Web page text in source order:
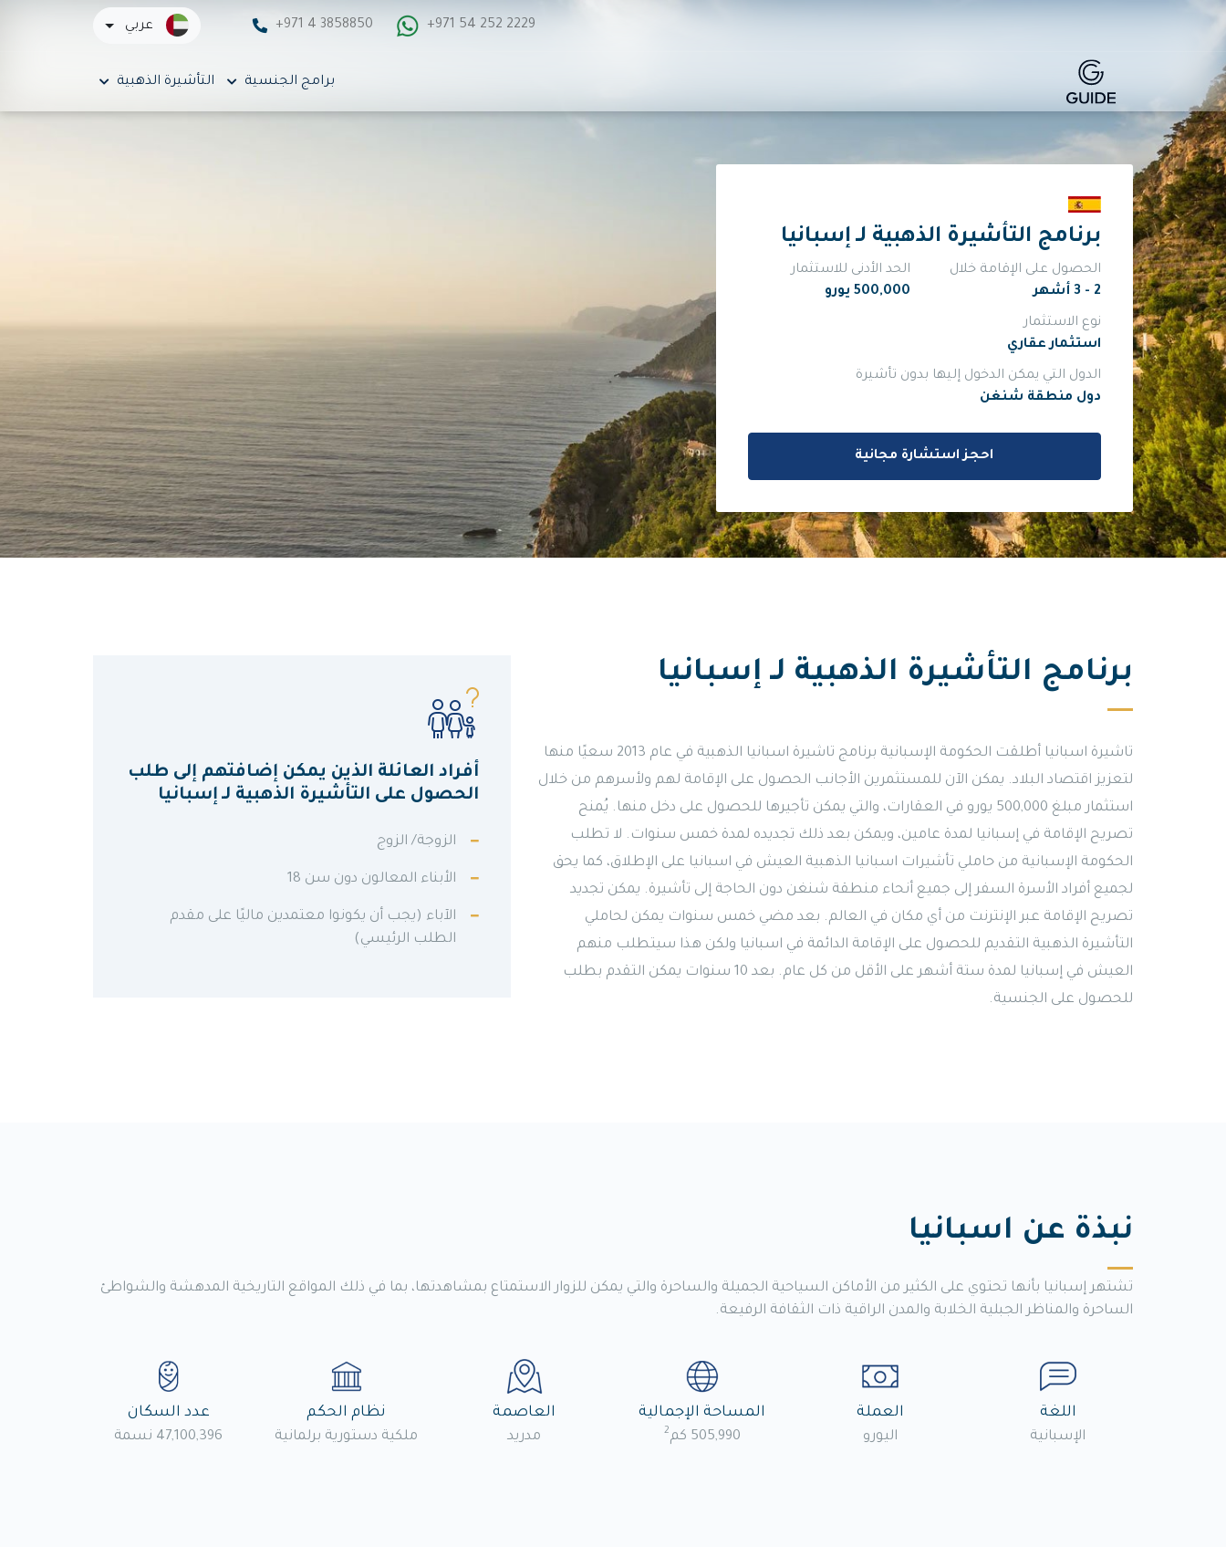
+971 54 252 2229
+971 4 3858850 عربي
برامج الجنسية التأشيرة الذهبية
برنامج التأشيرة الذهبية لـ إسبانيا
الحصول على الإقامة خلال
2 - 3 أشهر
الحد الأدنى للاستثمار
500,000 يورو
نوع الاستثمار
استثمار عقاري
الدول التي يمكن الدخول إليها بدون تأشيرة
دول منطقة شنغن
احجز استشارة مجانية
برنامج التأشيرة الذهبية لـ إسبانيا
تاشيرة اسبانيا أطلقت الحكومة الإسبانية برنامج تاشيرة اسبانيا الذهبية في عام 2013 سعيًا منها
لتعزيز اقتصاد البلاد. يمكن الآن للمستثمرين الأجانب الحصول على الإقامة لهم ولأسرهم من خلال
استثمار مبلغ 500,000 يورو في العقارات، والتي يمكن تأجيرها للحصول على دخل منها. يُمنح
تصريح الإقامة في إسبانيا لمدة عامين، ويمكن بعد ذلك تجديده لمدة خمس سنوات. لا تطلب
الحكومة الإسبانية من حاملي تأشيرات اسبانيا الذهبية العيش في اسبانيا على الإطلاق، كما يحق
لجميع أفراد الأسرة السفر إلى جميع أنحاء منطقة شنغن دون الحاجة إلى تأشيرة. يمكن تجديد
تصريح الإقامة عبر الإنترنت من أي مكان في العالم. بعد مضي خمس سنوات يمكن لحاملي
التأشيرة الذهبية التقديم للحصول على الإقامة الدائمة في اسبانيا ولكن هذا سيتطلب منهم
العيش في إسبانيا لمدة ستة أشهر على الأقل من كل عام. بعد 10 سنوات يمكن التقدم بطلب
للحصول على الجنسية.
أفراد العائلة الذين يمكن إضافتهم إلى طلب
الحصول على التأشيرة الذهبية لـ إسبانيا
الزوجة/ الزوج
الأبناء المعالون دون سن 18
الآباء (يجب أن يكونوا معتمدين ماليًا على مقدم
الطلب الرئيسي)
نبذة عن اسبانيا
تشتهر إسبانيا بأنها تحتوي على الكثير من الأماكن السياحية الجميلة والساحرة والتي يمكن للزوار الاستمتاع بمشاهدتها، بما في ذلك المواقع التاريخية المدهشة والشواطئ
الساحرة والمناظر الجبلية الخلابة والمدن الراقية ذات الثقافة الرفيعة.
اللغة
الإسبانية
العملة
اليورو
المساحة الإجمالية
505,990 كم 2
العاصمة
مدريد
نظام الحكم
ملكية دستورية برلمانية
عدد السكان
47,100,396 نسمة